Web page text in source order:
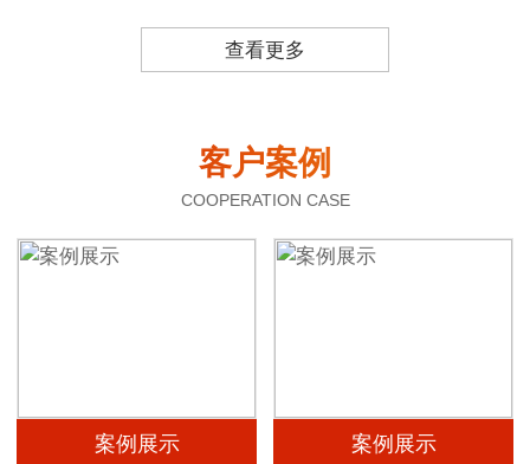
查看更多
客户案例
COOPERATION CASE
案例展示 案例展示